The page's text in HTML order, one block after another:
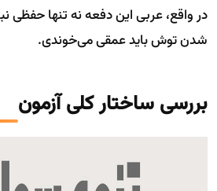
در واقع، عربی این دفعه نه تنها حفظی
شدن توش باید عمقی می‌خوندی.
بررسی ساختار کلی آزمون